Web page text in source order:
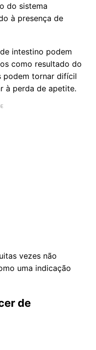
do sistema
à presença de
intestino podem
como resultado do
podem tornar difícil
à perda de apetite.
vezes não
uma indicação
de